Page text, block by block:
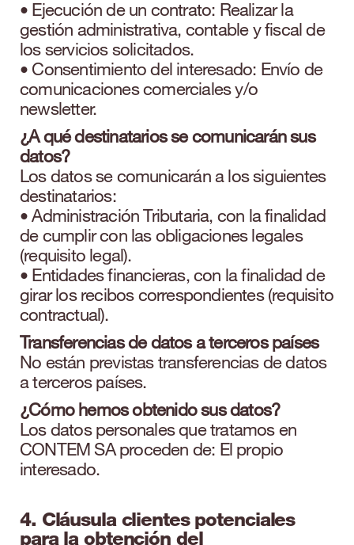
• Ejecución de un contrato: Realizar la
gestión administrativa, contable y fiscal de
los servicios solicitados.
• Consentimiento del interesado: Envío de
comunicaciones comerciales y/o
newsletter.
¿A qué destinatarios se comunicarán sus
datos?
Los datos se comunicarán a los siguientes
destinatarios:
• Administración Tributaria, con la finalidad
de cumplir con las obligaciones legales
(requisito legal).
• Entidades financieras, con la finalidad de
girar los recibos correspondientes (requisito
contractual).
Transferencias de datos a terceros países
No están previstas transferencias de datos
a terceros países.
¿Cómo hemos obtenido sus datos?
Los datos personales que tratamos en
CONTEM SA proceden de: El propio
interesado.
4. Cláusula clientes potenciales
para la obtención del